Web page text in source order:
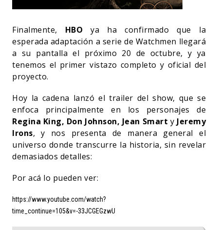
Finalmente, HBO ya ha confirmado que la
esperada adaptación a serie de Watchmen llegará
a su pantalla el próximo 20 de octubre, y ya
tenemos el primer vistazo completo y oficial del
proyecto.
Hoy la cadena lanzó el trailer del show, que se
enfoca principalmente en los personajes de
Regina King, Don Johnson, Jean Smart y Jeremy
Irons, y nos presenta de manera general el
universo donde transcurre la historia, sin revelar
demasiados detalles:
Por acá lo pueden ver:
https://www.youtube.com/watch?
time_continue=105&v=-33JCGEGzwU